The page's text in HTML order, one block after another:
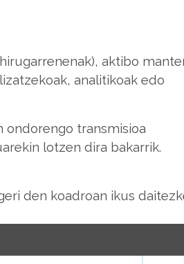
aktibo
analitikoak edo
ondorengo transmisioa
lotzen dira bakarrik.
den koadroan ikus